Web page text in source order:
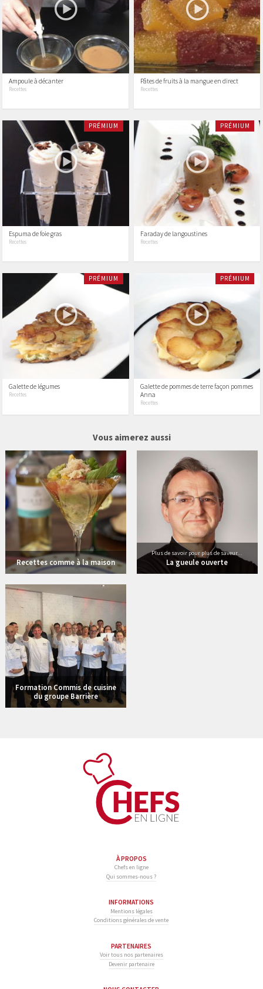
Ampoule à décanter
Recettes
Pâtes de fruits à la mangue en direct
Recettes
PRÉMIUM
Espuma de foie gras
Recettes
PRÉMIUM
Faraday de langoustines
Recettes
PRÉMIUM
Galette de légumes
Recettes
PRÉMIUM
Galette de pommes de terre façon pommes
Anna
Recettes
Vous aimerez aussi
Recettes comme à la maison
Plus de savoir pour plus de saveur...
La gueule ouverte
Formation Commis de cuisine
du groupe Barrière
1 vidéos
À PROPOS
Chefs en ligne
Qui sommes-nous ?
INFORMATIONS
Mentions légales
Conditions générales de vente
PARTENAIRES
Voir tous nos partenaires
Devenir partenaire